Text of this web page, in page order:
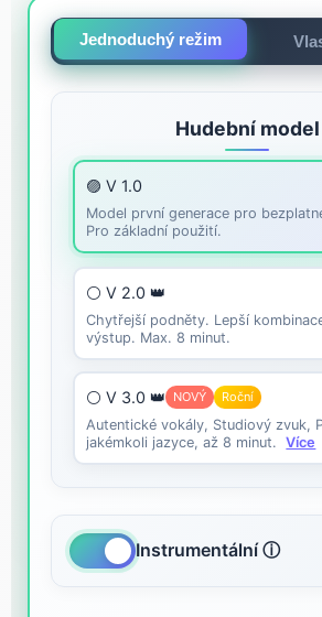
Jednoduchý režim
Hudební model
🟣 V 1.0
Model první generace pro
Pro základní použití.
⚪ V 2.0 👑
Chytřejší podněty. Lepší
výstup. Max. 8 minut.
⚪ V 3.0 👑 NOVÝ Roční
Autentické vokály, Studiový zvuk,
jakémkoli jazyce, až 8 minut.
Více
Instrumentální ⓘ